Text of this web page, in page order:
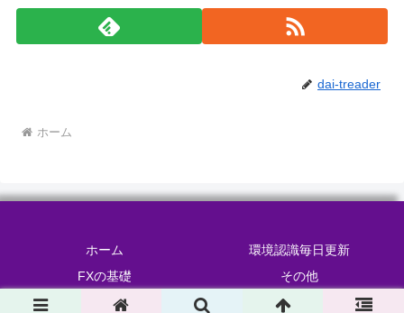
dai-treader
ホーム
ホーム
環境認識毎日更新
FXの基礎
その他
© 2025 だいのFXブログ.